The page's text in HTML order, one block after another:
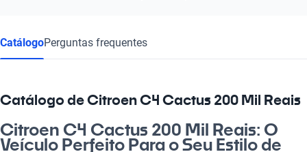
CatálogoPerguntas frequentes
Catálogo de Citroen C4 Cactus 200 Mil Reais
Citroen C4 Cactus 200 Mil Reais: O
Veículo Perfeito Para o Seu Estilo de